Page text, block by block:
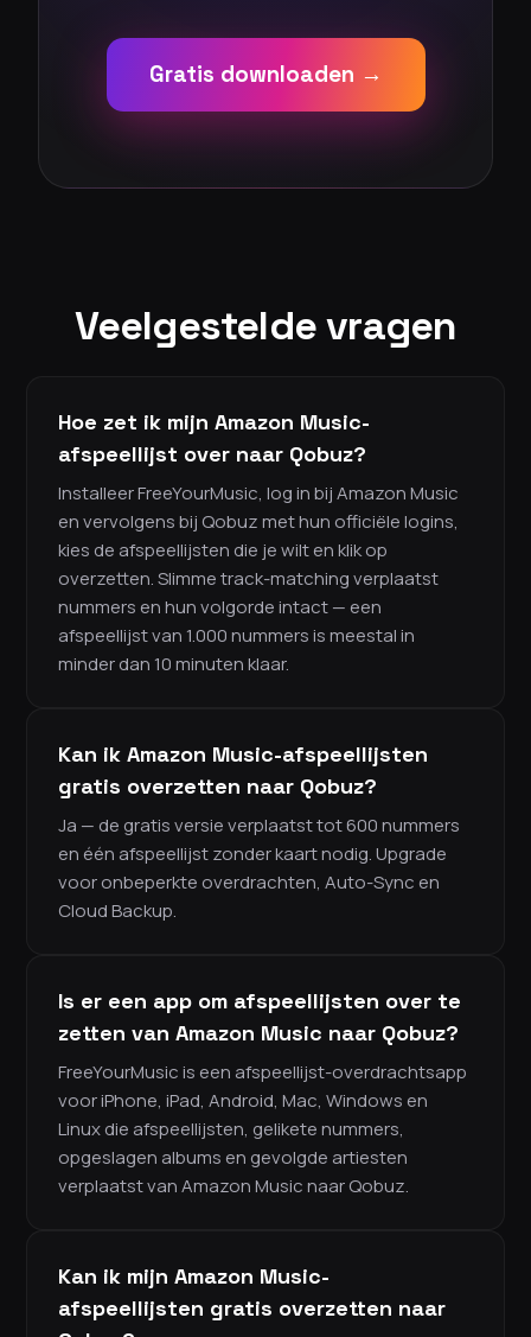
Gratis downloaden →
Veelgestelde vragen
Hoe zet ik mijn Amazon Music-
afspeellijst over naar Qobuz?
Installeer FreeYourMusic, log in bij Amazon Music
en vervolgens bij Qobuz met hun officiële logins,
kies de afspeellijsten die je wilt en klik op
overzetten. Slimme track-matching verplaatst
nummers en hun volgorde intact — een
afspeellijst van 1.000 nummers is meestal in
minder dan 10 minuten klaar.
Kan ik Amazon Music-afspeellijsten
gratis overzetten naar Qobuz?
Ja — de gratis versie verplaatst tot 600 nummers
en één afspeellijst zonder kaart nodig. Upgrade
voor onbeperkte overdrachten, Auto-Sync en
Cloud Backup.
Is er een app om afspeellijsten over te
zetten van Amazon Music naar Qobuz?
FreeYourMusic is een afspeellijst-overdrachtsapp
voor iPhone, iPad, Android, Mac, Windows en
Linux die afspeellijsten, gelikete nummers,
opgeslagen albums en gevolgde artiesten
verplaatst van Amazon Music naar Qobuz.
Kan ik mijn Amazon Music-
afspeellijsten gratis overzetten naar